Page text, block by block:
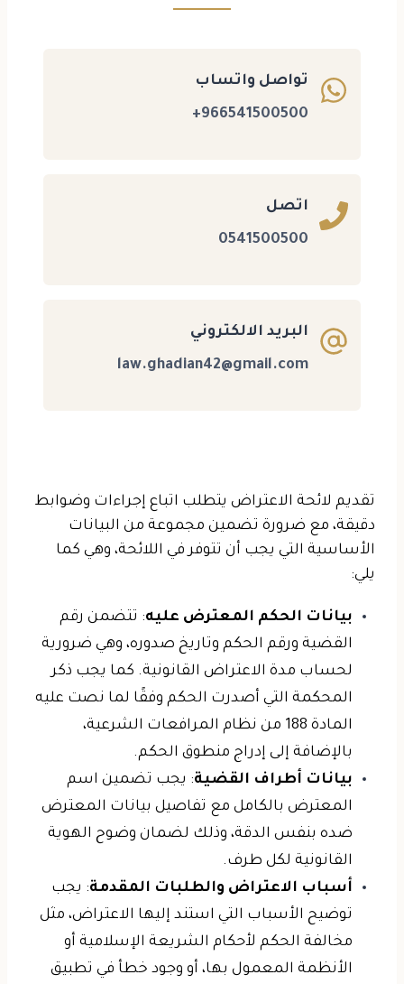
تواصل واتساب
966541500500+
اتصل
0541500500
البريد الالكتروني
law.ghadian42@gmail.com
تقديم لائحة الاعتراض يتطلب اتباع إجراءات وضوابط
دقيقة، مع ضرورة تضمين مجموعة من البيانات
الأساسية التي يجب أن تتوفر في اللائحة، وهي كما
يلي:
بيانات الحكم المعترض عليه: تتضمن رقم
القضية ورقم الحكم وتاريخ صدوره، وهي ضرورية
لحساب مدة الاعتراض القانونية. كما يجب ذكر
المحكمة التي أصدرت الحكم وفقًا لما نصت عليه
المادة 188 من نظام المرافعات الشرعية،
بالإضافة إلى إدراج منطوق الحكم.
بيانات أطراف القضية: يجب تضمين اسم
المعترض بالكامل مع تفاصيل بيانات المعترض
ضده بنفس الدقة، وذلك لضمان وضوح الهوية
القانونية لكل طرف.
أسباب الاعتراض والطلبات المقدمة: يجب
توضيح الأسباب التي استند إليها الاعتراض، مثل
مخالفة الحكم لأحكام الشريعة الإسلامية أو
الأنظمة المعمول بها، أو وجود خطأ في تطبيق